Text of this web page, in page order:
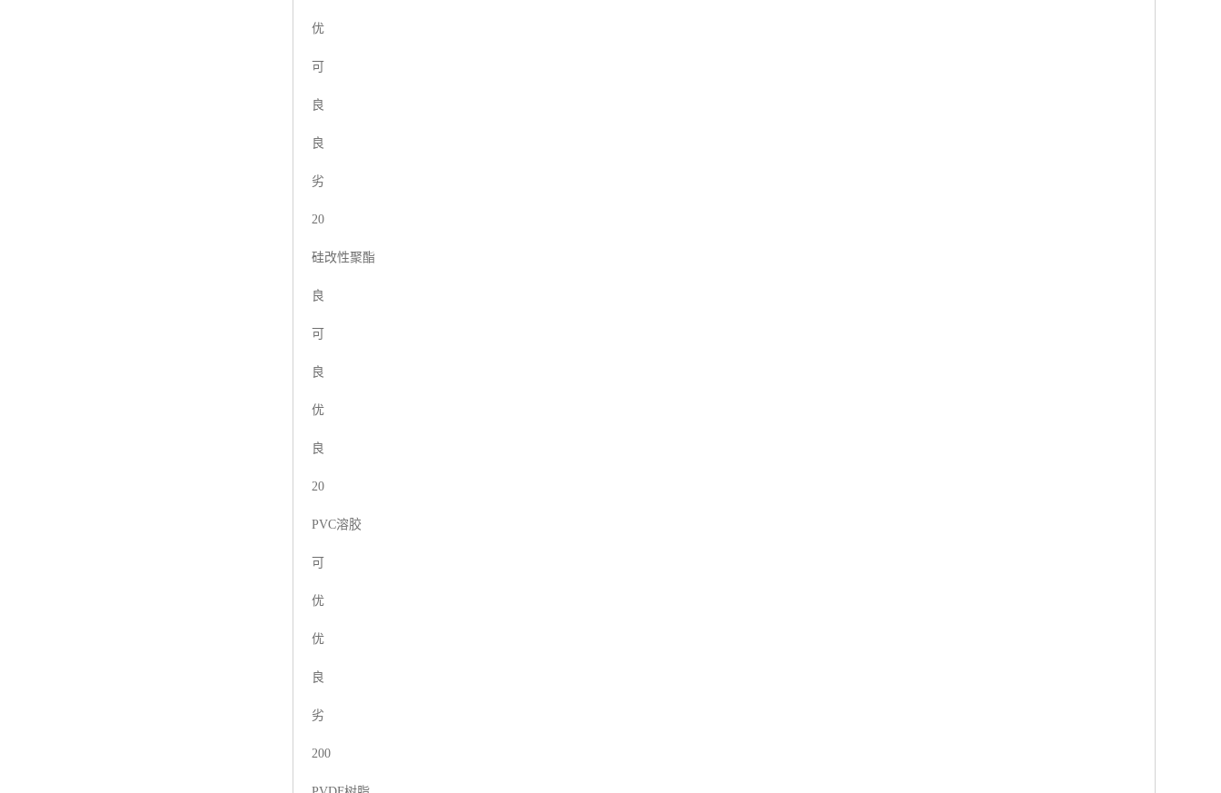
优
可
良
良
劣
20
硅改性聚酯
良
可
良
优
良
20
PVC溶胶
可
优
优
良
劣
200